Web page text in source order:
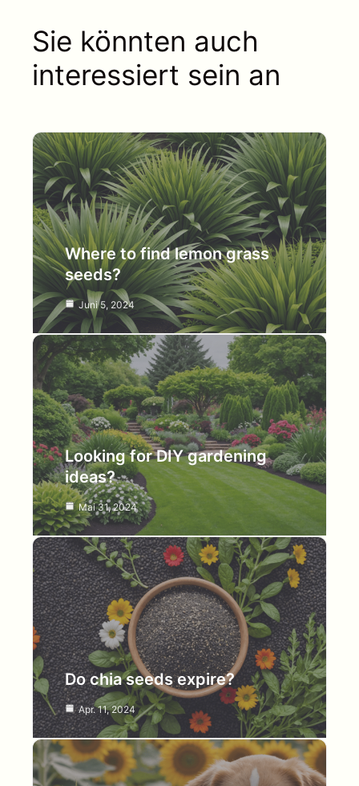
Sie könnten auch
interessiert sein an
Where to find lemon grass
seeds?
Juni 5, 2024
Looking for DIY gardening
ideas?
Mai 31, 2024
Do chia seeds expire?
Apr. 11, 2024